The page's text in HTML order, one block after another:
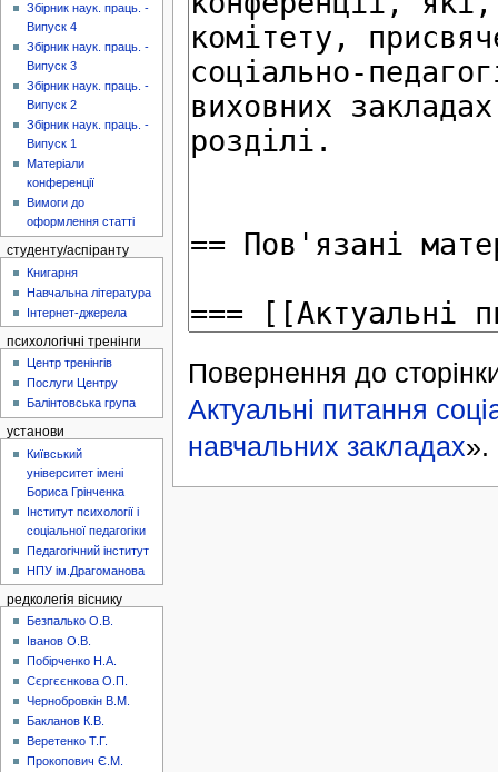
Повернення до
Актуальні питання
навчальних закладах».
Збірник наук. праць. -
Випуск 4
Збірник наук. праць. -
Випуск 3
Збірник наук. праць. -
Випуск 2
Збірник наук. праць. -
Випуск 1
Матеріали
конференції
Вимоги до
оформлення статті
студенту/аспіранту
Книгарня
Навчальна література
Інтернет-джерела
психологічні тренінги
Центр тренінгів
Послуги Центру
Балінтовська група
установи
Київський
університет імені
Бориса Грінченка
Інститут психології і
соціальної педагогіки
Педагогічний інститут
НПУ ім.Драгоманова
редколегія віснику
Безпалько О.В.
Іванов О.В.
Побірченко Н.А.
Сєргєєнкова О.П.
Чернобровкін В.М.
Бакланов К.В.
Веретенко Т.Г.
Прокопович Є.М.